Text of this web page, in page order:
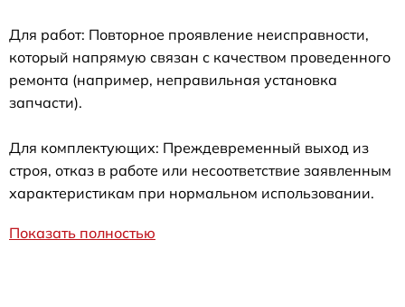
Для работ: Повторное проявление неисправности,
который напрямую связан с качеством проведенного
ремонта (например, неправильная установка
запчасти).
Для комплектующих: Преждевременный выход из
строя, отказ в работе или несоответствие заявленным
характеристикам при нормальном использовании.
Показать полностью